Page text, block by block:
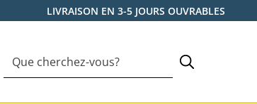
LIVRAISON EN 3-5 JOURS OUVRABLES